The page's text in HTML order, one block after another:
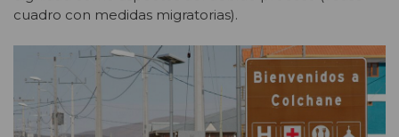
cuadro con medidas migratorias).